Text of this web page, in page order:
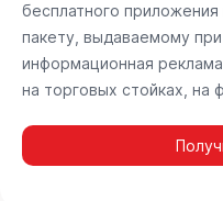
бесплатного
пакету, выдаваемому
информационная реклама
на торговых стойках, на